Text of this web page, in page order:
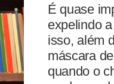
É quase
expelindo
isso, além
máscara
quando o